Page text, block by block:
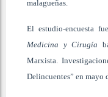
malagueñas.
El estudio-encuesta
Medicina y Cirugía
Marxista.
Delincuentes” en mayo